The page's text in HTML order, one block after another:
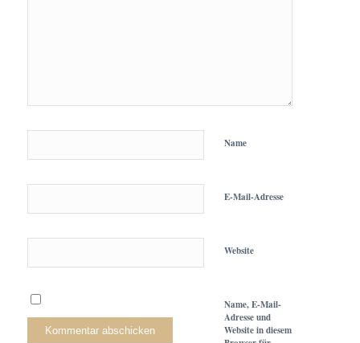
Name
E-Mail-Adresse
Website
Name, E-Mail-
Adresse und
Website in diesem